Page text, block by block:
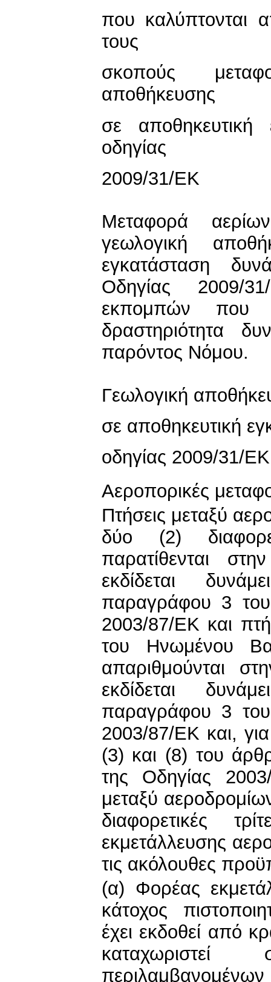
που καλύπτονται
τους
σκοπούς
αποθήκευσης
σε αποθηκευτική
οδηγίας
2009/31/ΕΚ
Μεταφορά
γεωλογική
εγκατάσταση
Οδηγίας 2009/
εκπομπών που
δραστηριότητα
παρόντος Νόμου.
Γεωλογική
σε αποθηκευτική
οδηγίας 2009/31/ΕΚ
Αεροπορικές
Πτήσεις μεταξύ
δύο (2)
παρατίθενται
εκδίδεται
παραγράφου 3
2003/87/ΕΚ και
του Ηνωμένου
απαριθμούνται
εκδίδεται
παραγράφου 3
2003/87/ΕΚ και,
(3) και (8) του
της Οδηγίας
μεταξύ
διαφορετικές
εκμετάλλευσης
τις ακόλουθες
(α) Φορέας
κάτοχος
έχει εκδοθεί από